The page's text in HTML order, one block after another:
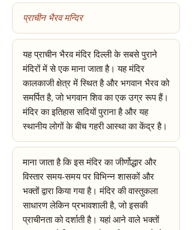
प्राचीन भैरव मन्दिर
यह प्राचीन भैरव मंदिर दिल्ली के सबसे पुराने
मंदिरों में से एक माना जाता है। यह मंदिर
कालकाजी क्षेत्र में स्थित है और भगवान भैरव को
समर्पित है, जो भगवान शिव का एक उग्र रूप हैं।
मंदिर का इतिहास सदियों पुराना है और यह
स्थानीय लोगों के बीच गहरी आस्था का केंद्र है।
माना जाता है कि इस मंदिर का जीर्णोद्धार और
विस्तार समय-समय पर विभिन्न शासकों और
भक्तों द्वारा किया गया है। मंदिर की वास्तुकला
साधारण लेकिन प्रभावशाली है, जो इसकी
प्राचीनता को दर्शाती है। यहां आने वाले भक्तों